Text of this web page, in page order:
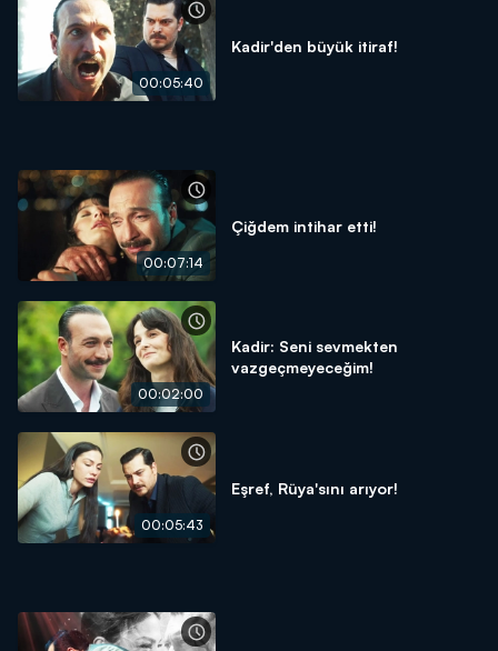
00:05:40
Kadir'den büyük itiraf!
00:07:14
Çiğdem intihar etti!
00:02:00
Kadir: Seni sevmekten
vazgeçmeyeceğim!
00:05:43
Eşref, Rüya'sını arıyor!